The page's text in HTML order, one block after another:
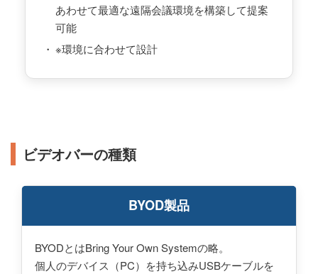
あわせて最適な遠隔会議環境を構築して提案
可能
※環境に合わせて設計
ビデオバーの種類
BYOD製品
BYODとはBring Your Own Systemの略。
個人のデバイス（PC）を持ち込みUSBケーブルを